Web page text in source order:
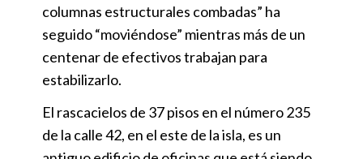
columnas estructurales combadas” ha
seguido “moviéndose” mientras más de un
centenar de efectivos trabajan para
estabilizarlo.
El rascacielos de 37 pisos en el número 235
de la calle 42, en el este de la isla, es un